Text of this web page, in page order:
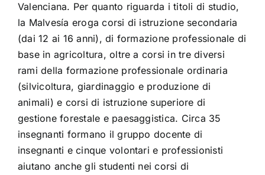
Valenciana. Per quanto riguarda i titoli di studio,
la Malvesía eroga corsi di istruzione secondaria
(dai 12 ai 16 anni), di formazione professionale di
base in agricoltura, oltre a corsi in tre diversi
rami della formazione professionale ordinaria
(silvicoltura, giardinaggio e produzione di
animali) e corsi di istruzione superiore di
gestione forestale e paesaggistica. Circa 35
insegnanti formano il gruppo docente di
insegnanti e cinque volontari e professionisti
aiutano anche gli studenti nei corsi di